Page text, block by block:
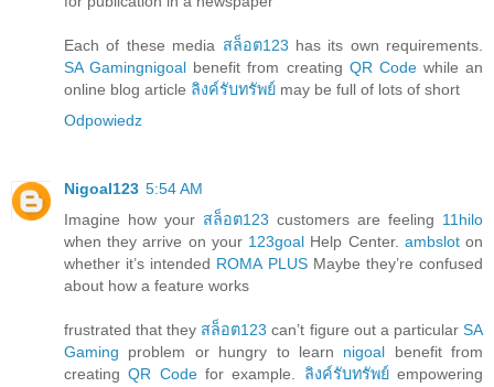
Each of these media สล็อต123 has its own requirements.
SA Gamingnigoal benefit from creating QR Codewhile an
online blog article ลิงค์รับทรัพย์ may be full of lots of short
Odpowiedz
Nigoal123 5:54 AM
Imagine how your สล็อต123 customers are feeling 11hilo
when they arrive on your 123goal Help Center. ambsloton
whether it’s intended ROMA PLUSMaybe they’re confused
about how a feature works
frustrated that they สล็อต123 can’t figure out a particularSA
Gaming problem or hungry to learn nigoal benefit from
creatingQR Codefor example. ลิงค์รับทรัพย์empowering